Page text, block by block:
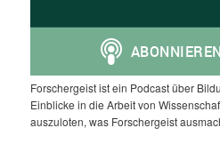
Forschergeist ist ein Podcast über
Einblicke in die Arbeit von
auszuloten, was Forschergeist